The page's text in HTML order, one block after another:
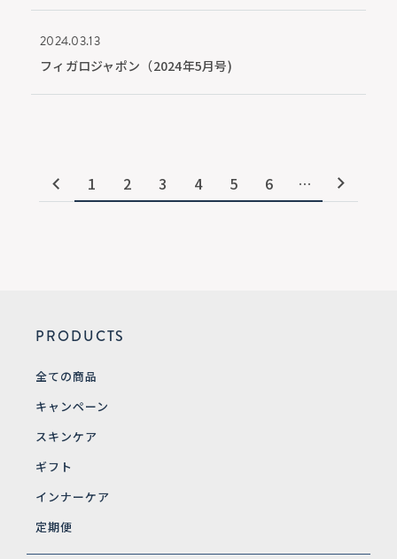
2024.03.13
フィガロジャポン（2024年5月号)
1 2 3 4 5 6 …
PRODUCTS
全ての商品
キャンペーン
スキンケア
ギフト
インナーケア
定期便